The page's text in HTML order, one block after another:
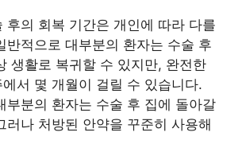
후의 회복 기간은 개인에 따라 다를
반적으로 대부분의 환자는 수술 후
생활로 복귀할 수 있지만, 완전한
서 몇 개월이 걸릴 수 있습니다.
부분의 환자는 수술 후 집에 돌아갈
러나 처방된 안약을 꾸준히 사용해